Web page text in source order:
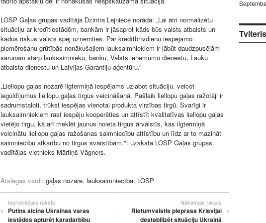
LOSP Gaļas grupas vadītāja Dzintra Lejniece norāda: „Lai ātri normalizētu
situāciju ar kredītiestādēm, bankām ir jāsaprot kāds būs valsts atbalsts un
kādus riskus valsts spēj uzņemties. Par kredītbrīvdienu iespējamo
piemērošanu grūtībās nonākušajiem lauksaimniekiem ir jābūt daudzpusējām
sarunām starp lauksaimnieku, banku, Valsts ieņēmumu dienestu, Lauku
atbalsta dienestu un Latvijas Garantiju aģentūru.”
„Liellopu gaļas nozarē ilgtermiņā iespējams uzlabot situāciju, veicot
ieguldījumus liellopu gaļas tirgus veicināšanā. Pašlaik liellopu gaļas ražotāji ir
sadrumstaloti, trūkst iespējas vienotai produkta virzības tirgū. Svarīgi ir
lauksaimniekiem rast iespēju kooperēties un attīstīt kvalitatīvas liellopu gaļas
vietējo tirgu, kā arī meklēt jaunus noieta tirgus ārvalstīs, kas ilgtermiņā
veicinātu liellopu gaļas ražošanas saimniecību attīstību un līdz ar to mazināt
saimniecību atkarību no tirgus svārstībām.": uzskata LOSP Gaļas grupas
vadītājas vietnieks Mārtiņš Vāgners.
Atslēgas vārdi: gaļas nozare, lauksaimniecība, LOSP
Iepriekšējais raksts
Putins aicina Ukrainas varas
iestādes apturēt karadarbību
Nākamais raksts
Rietumvalstis pieprasa Krievijai
destabilizēt situāciju Ukrainā
Tviteris